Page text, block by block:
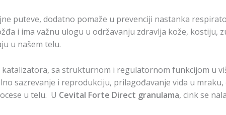
puteve, dodatno pomaže u prevenciji nastanka
i ima važnu ulogu u održavanju zdravlja kože, kostiju,
u našem telu.
sa strukturnom i regulatornom funkcijom u
sazrevanje i reprodukciju, prilagođavanje vida u
u telu. U Cevital Forte Direct granulama, cink se